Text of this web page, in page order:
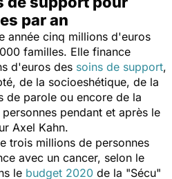
par an
année cinq millions d'euros
familles. Elle finance
d'euros des soins de support,
de la socioeshétique, de la
de parole ou encore de la
pendant et après le
Axel Kahn.
trois millions de personnes
avec un cancer, selon le
le budget 2020 de la "Sécu"